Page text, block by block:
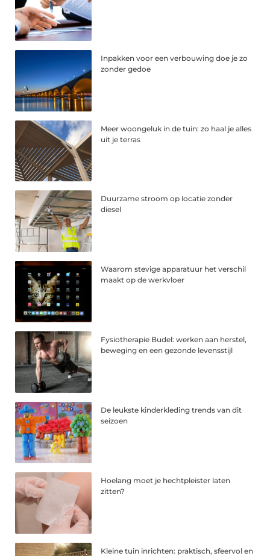
Inpakken voor een verbouwing doe je zo
zonder gedoe
Meer woongeluk in de tuin: zo haal je alles
uit je terras
Duurzame stroom op locatie zonder
diesel
Waarom stevige apparatuur het verschil
maakt op de werkvloer
Fysiotherapie Budel: werken aan herstel,
beweging en een gezonde levensstijl
De leukste kinderkleding trends van dit
seizoen
Hoelang moet je hechtpleister laten
zitten?
Kleine tuin inrichten: praktisch, sfeervol en